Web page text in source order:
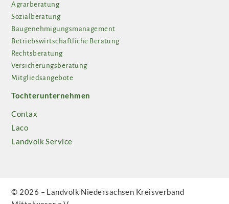
Agrarberatung
Sozialberatung
Baugenehmigungsmanagement
Betriebswirtschaftliche Beratung
Rechtsberatung
Versicherungsberatung
Mitgliedsangebote
Tochterunternehmen
Contax
Laco
Landvolk Service
© 2026 – Landvolk Niedersachsen Kreisverband